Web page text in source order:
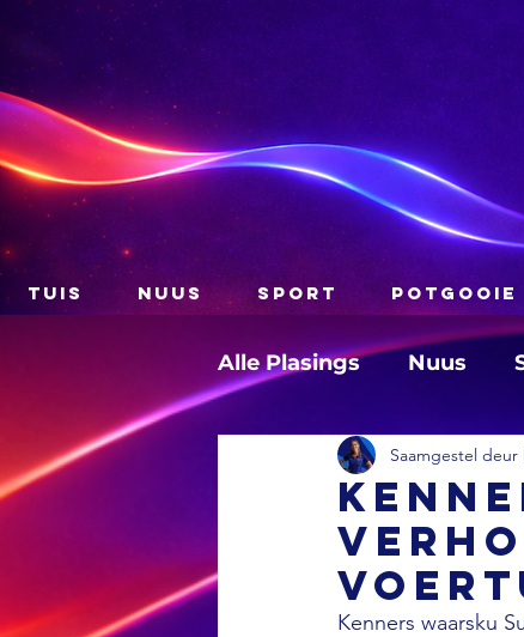
TUIS NUUS SPORT POTGOOIE
Alle Plasings Nuus
Saamgestel deur
Kenners waarsku